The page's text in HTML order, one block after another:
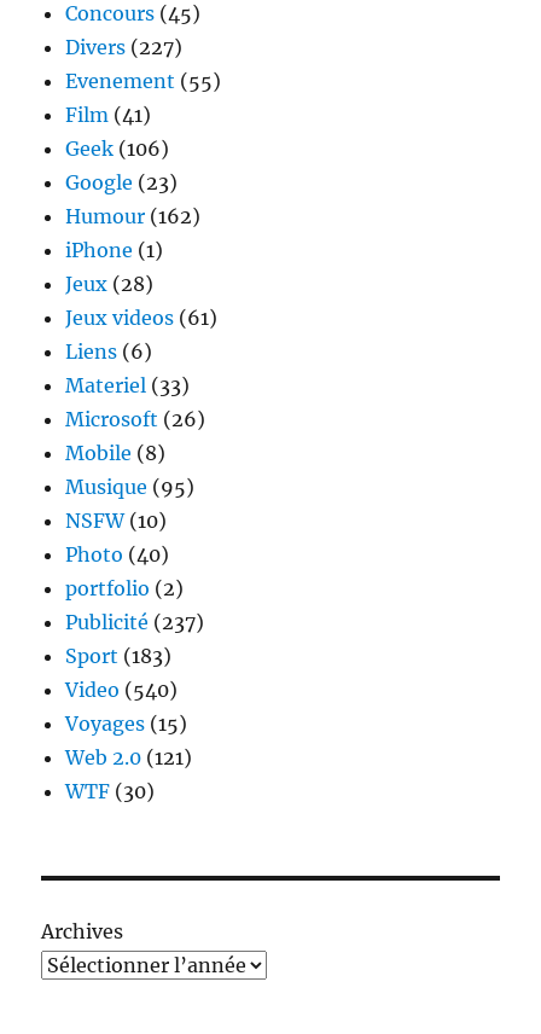
Concours (45)
Divers (227)
Evenement (55)
Film (41)
Geek (106)
Google (23)
Humour (162)
iPhone (1)
Jeux (28)
Jeux videos (61)
Liens (6)
Materiel (33)
Microsoft (26)
Mobile (8)
Musique (95)
NSFW(10)
Photo (40)
portfolio (2)
Publicité (237)
Sport (183)
Video (540)
Voyages (15)
Web 2.0 (121)
WTF (30)
Archives